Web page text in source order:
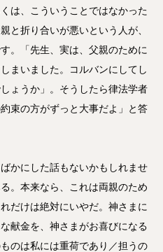
は、こういうことではなかった
と折り合いが悪いという人が、
。「先生、実は、父親のために
まいました。コルバンにしてし
ょうか」。そうしたら律法学者
束の方がずっと大事だよ」と答
かにした話もないかもしれませ
。本来なら、これは両親のため
だけは絶対にいやだ。神さまに
献金を、神さまがお喜びになる
のは私には重荷であり／担うの